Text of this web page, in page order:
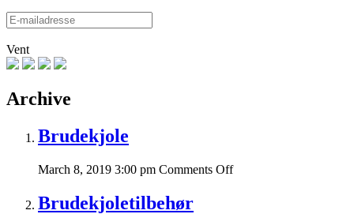
Vent
Archive
Brudekjole
March 8, 2019 3:00 pm Comments Offon
Brudekjoletilbehør